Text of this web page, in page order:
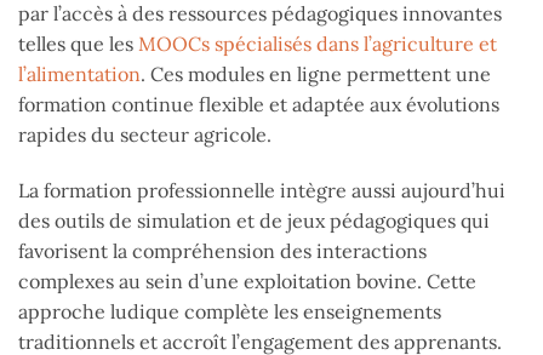
par l’accès à des ressources pédagogiques innovantes
telles que les MOOCs spécialisés dans l’agriculture et
l’alimentation. Ces modules en ligne permettent une
formation continue flexible et adaptée aux évolutions
rapides du secteur agricole.
La formation professionnelle intègre aussi aujourd’hui
des outils de simulation et de jeux pédagogiques qui
favorisent la compréhension des interactions
complexes au sein d’une exploitation bovine. Cette
approche ludique complète les enseignements
traditionnels et accroît l’engagement des apprenants.